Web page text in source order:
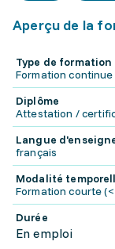
Aperçu de la
Type de formation
Formation continue
Diplôme
Attestation /
Langue
français
Modalité
Formation courte
Durée
En emploi